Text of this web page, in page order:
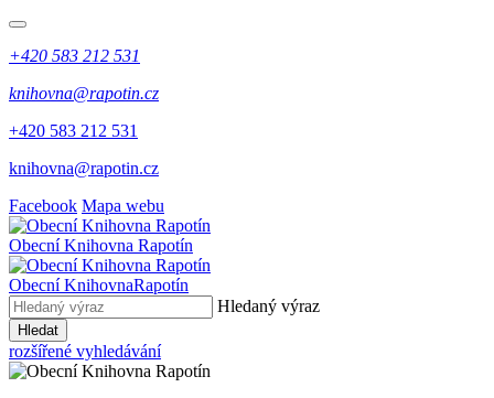
+420 583 212 531
knihovna@rapotin.cz
+420 583 212 531
knihovna@rapotin.cz
Facebook Mapa webu
ObecníKnihovna Rapotín
Obecní KnihovnaRapotín
Hledaný výraz
Hledat
rozšířené vyhledávání